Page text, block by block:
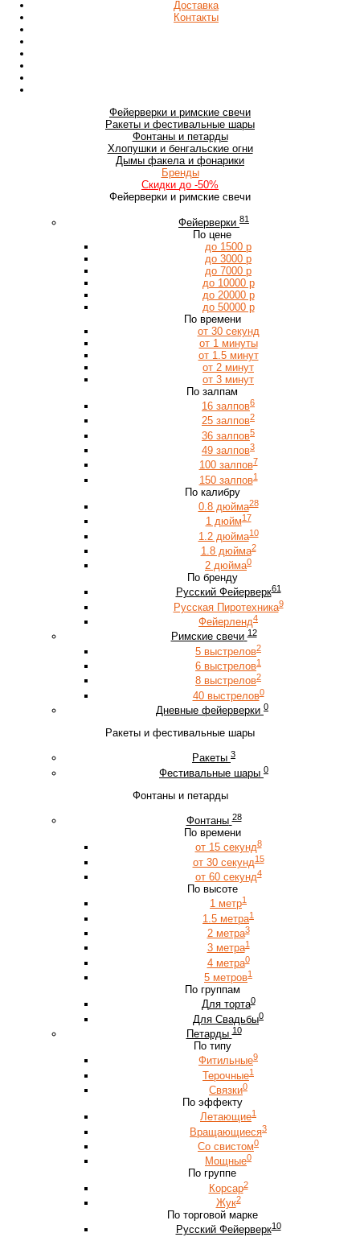
Доставка
Контакты
Фейерверки и римские свечи
Ракеты и фестивальные шары
Фонтаны и петарды
Хлопушки и бенгальские огни
Дымы факела и фонарики
Бренды
Скидки до -50%
Фейерверки и римские свечи
Фейерверки 81
По цене
до 1500 р
до 3000 р
до 7000 р
до 10000 р
до 20000 р
до 50000 р
По времени
от 30 секунд
от 1 минуты
от 1.5 минут
от 2 минут
от 3 минут
По залпам
16 залпов6
25 залпов2
36 залпов5
49 залпов3
100 залпов7
150 залпов1
По калибру
0.8 дюйма28
1 дюйм17
1.2 дюйма10
1.8 дюйма2
2 дюйма0
По бренду
Русский Фейерверк61
Русская Пиротехника9
Фейерленд4
Римские свечи 12
5 выстрелов2
6 выстрелов1
8 выстрелов2
40 выстрелов0
Дневные фейерверки 0
Ракеты и фестивальные шары
Ракеты 3
Фестивальные шары 0
Фонтаны и петарды
Фонтаны 28
По времени
от 15 секунд8
от 30 секунд15
от 60 секунд4
По высоте
1 метр1
1.5 метра1
2 метра3
3 метра1
4 метра0
5 метров1
По группам
Для торта0
Для Свадьбы0
Петарды 10
По типу
Фитильные9
Терочные1
Связки0
По эффекту
Летающие1
Вращающиеся3
Со свистом0
Мощные0
По группе
Корсар2
Жук2
По торговой марке
Русский Фейерверк10